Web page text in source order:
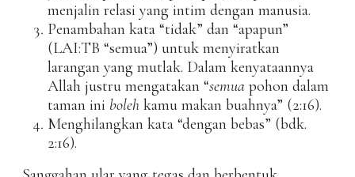
menjalin relasi yang intim dengan manusia.
Penambahan kata “tidak” dan “apapun”
(LAI:TB “semua”) untuk menyiratkan
larangan yang mutlak. Dalam kenyataannya
Allah justru mengatakan “semua pohon dalam
taman ini boleh kamu makan buahnya” (2:16).
Menghilangkan kata “dengan bebas” (bdk.
2:16).